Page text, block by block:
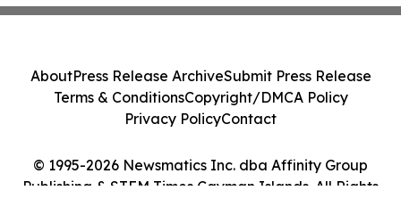
© 1995-2026 Newsmatics Inc. dba Affinity Group
Publishing & STEM Times Cayman Islands. All Rights
AboutPress Release ArchiveSubmit Press Release
Terms & ConditionsCopyright/DMCA Policy
Privacy PolicyContact